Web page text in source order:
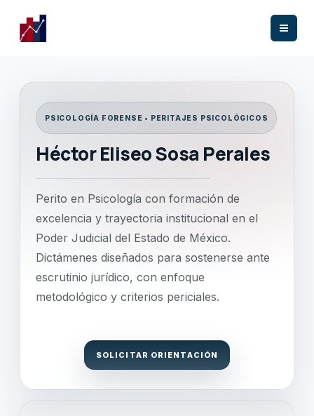
PSICOLOGÍA FORENSE • PERITAJES PSICOLÓGICOS
Héctor Eliseo Sosa Perales
Perito en Psicología con formación de
excelencia y trayectoria institucional en el
Poder Judicial del Estado de México.
Dictámenes diseñados para sostenerse ante
escrutinio jurídico, con enfoque
metodológico y criterios periciales.
SOLICITAR ORIENTACIÓN